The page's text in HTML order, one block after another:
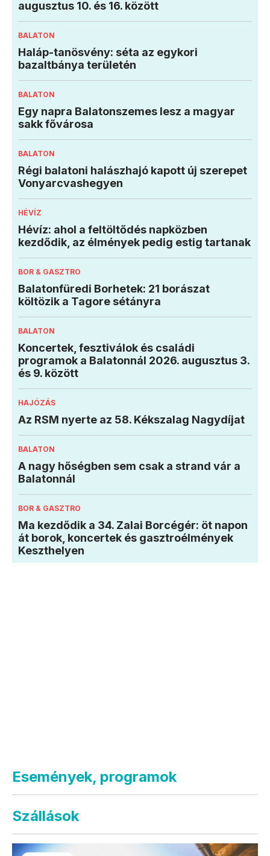
augusztus 10. és 16. között
BALATON
Haláp-tanösvény: séta az egykori
bazaltbánya területén
BALATON
Egy napra Balatonszemes lesz a magyar
sakk fővárosa
BALATON
Régi balatoni halászhajó kapott új szerepet
Vonyarcvashegyen
HÉVÍZ
Hévíz: ahol a feltöltődés napközben
kezdődik, az élmények pedig estig tartanak
BOR & GASZTRO
Balatonfüredi Borhetek: 21 borászat
költözik a Tagore sétányra
BALATON
Koncertek, fesztiválok és családi
programok a Balatonnál 2026. augusztus 3.
és 9. között
HAJÓZÁS
Az RSM nyerte az 58. Kékszalag Nagydíjat
BALATON
A nagy hőségben sem csak a strand vár a
Balatonnál
BOR & GASZTRO
Ma kezdődik a 34. Zalai Borcégér: öt napon
át borok, koncertek és gasztroélmények
Keszthelyen
Események, programok
Szállások